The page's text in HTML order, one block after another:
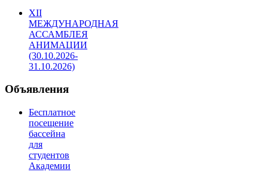
XII
МЕЖДУНАРОДНАЯ
АССАМБЛЕЯ
АНИМАЦИИ
(30.10.2026-
31.10.2026)
Объявления
Бесплатное
посещение
бассейна
для
студентов
Академии